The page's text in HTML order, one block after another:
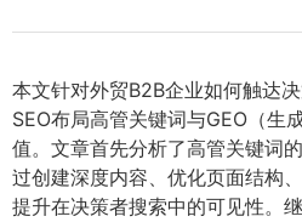
本文针对外贸B2B企业如何触达
SEO布局高管关键词与GEO（生
值。文章首先分析了高管关键词
过创建深度内容、优化页面结构
提升在决策者搜索中的可见性。